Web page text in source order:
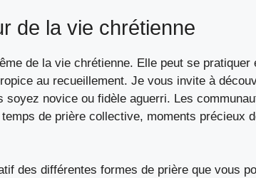
de la vie chrétienne
de la vie chrétienne. Elle peut se
au recueillement. Je vous invite à
soyez novice ou fidèle aguerri. Les
de prière collective, moments précieux
des différentes formes de prière que vous